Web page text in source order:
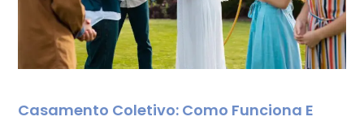
Casamento Coletivo: Como Funciona E